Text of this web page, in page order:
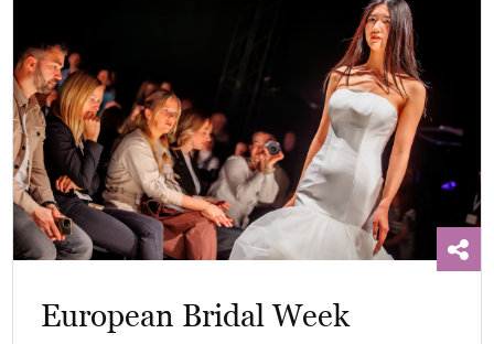
European Bridal Week